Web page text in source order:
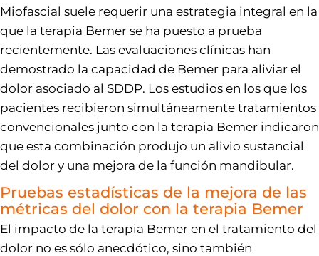
Miofascial suele requerir una estrategia integral en la
que la terapia Bemer se ha puesto a prueba
recientemente. Las evaluaciones clínicas han
demostrado la capacidad de Bemer para aliviar el
dolor asociado al SDDP. Los estudios en los que los
pacientes recibieron simultáneamente tratamientos
convencionales junto con la terapia Bemer indicaron
que esta combinación produjo un alivio sustancial
del dolor y una mejora de la función mandibular.
Pruebas estadísticas de la mejora de las
métricas del dolor con la terapia Bemer
El impacto de la terapia Bemer en el tratamiento del
dolor no es sólo anecdótico, sino también